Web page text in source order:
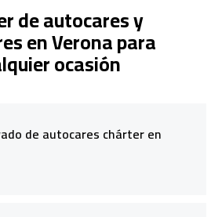
de autocares y
en Verona para
ocasión
de autocares chárter en